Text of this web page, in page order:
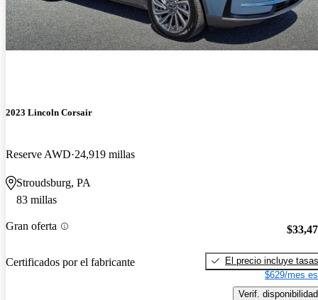
2023 Lincoln Corsair
Reserve AWD 24,919 millas
Stroudsburg, PA
83 millas
Gran oferta
Certificados por el fabricante
El precio incluye tasas
$629/mes
Verif. disponibilidad